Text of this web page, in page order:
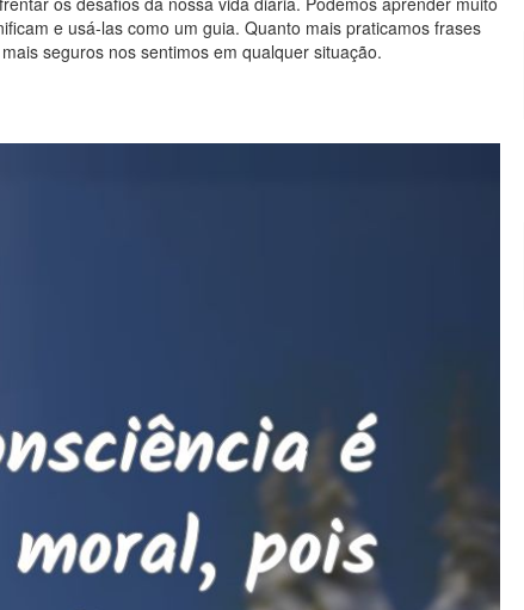
e usá-las como um guia. Quanto mais praticamos frases
seguros nos sentimos em qualquer situação.